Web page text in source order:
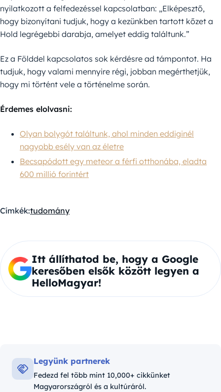
nyilatkozott a felfedezéssel kapcsolatban: „Elképesztő,
hogy bizonyítani tudjuk, hogy a kezünkben tartott kőzet a
Hold legrégebbi darabja, amelyet eddig találtunk.”
Ez a Földdel kapcsolatos sok kérdésre ad támpontot. Ha
tudjuk, hogy valami mennyire régi, jobban megérthetjük,
hogy mi történt vele a történelme során.
Érdemes elolvasni:
Olyan bolygót találtunk, ahol minden eddiginél
nagyobb esély van az életre
Becsapódott egy meteor a férfi otthonába, eladta
600 millió forintért
Címkék:tudomány
Itt állíthatod be, hogy a Google
keresőben elsők között legyen a
HelloMagyar!
Legyünk partnerek
Fedezd fel több mint 10,000+ cikkünket
Magyarországról és a kultúráról.